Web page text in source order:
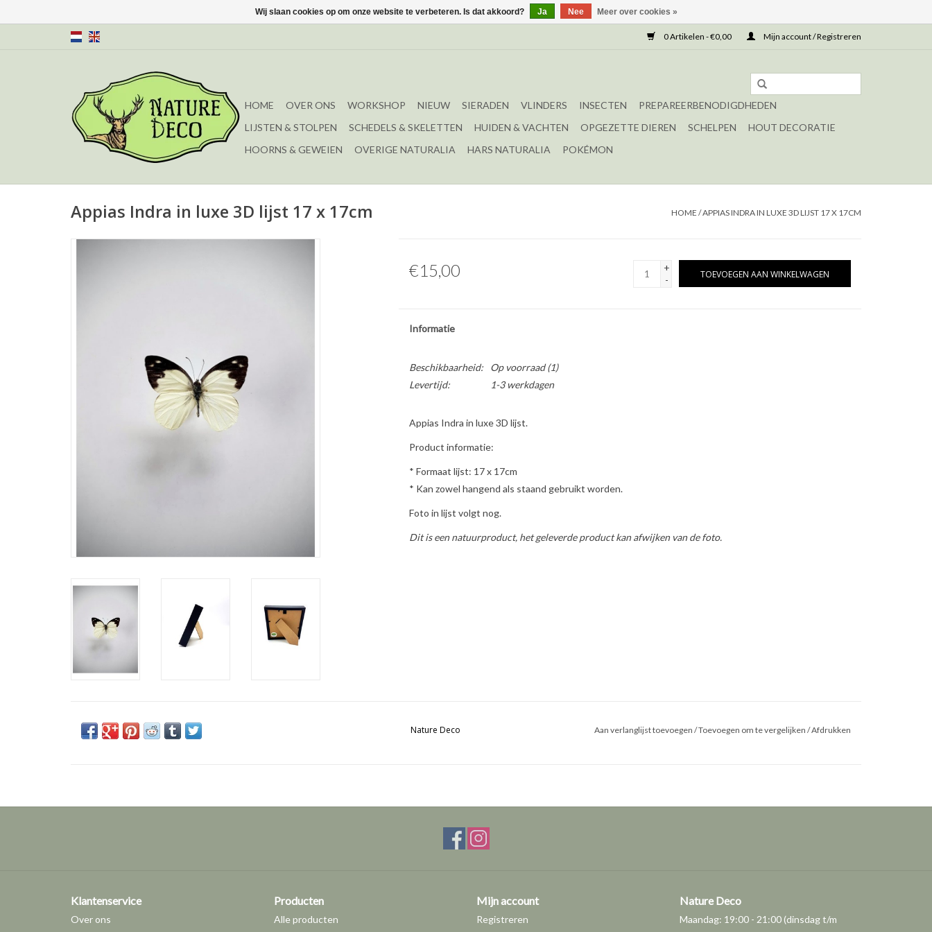
0 Artikelen - €0,00 Mijn account / Registreren
HOME OVER ONS WORKSHOP NIEUW SIERADEN VLINDERS INSECTEN
PREPAREERBENODIGDHEDEN
LIJSTEN & STOLPEN
SCHEDELS & SKELETTEN HUIDEN & VACHTEN OPGEZETTE DIEREN SCHELPEN
HOUT DECORATIE
HOORNS & GEWEIEN
OVERIGE NATURALIA HARS NATURALIA POKÉMON
Appias Indra in luxe 3D lijst 17 x 17cm HOME /APPIAS INDRA IN LUXE 3D LIJST 17 X 17CM
€15,00
+
-
TOEVOEGEN AAN WINKELWAGEN
Informatie
Beschikbaarheid: Op voorraad(1)
Levertijd:
1-3 werkdagen
Appias Indra in luxe 3D lijst.
Product informatie:
* Formaat lijst: 17 x 17cm
* Kan zowel hangend als staand gebruikt worden.
Foto in lijst volgt nog.
Dit is een natuurproduct, het geleverde product kan afwijken van de foto.
Nature Deco Aan verlanglijst toevoegen /Toevoegen om te vergelijken /Afdrukken
Klantenservice
Over ons
Producten
Alle producten
Mijn account
Registreren
Nature Deco
Maandag: 19:00 - 21:00 (dinsdag t/m
Wij slaan cookies op om onze website te verbeteren. Is dat akkoord? Ja Nee Meer over cookies »